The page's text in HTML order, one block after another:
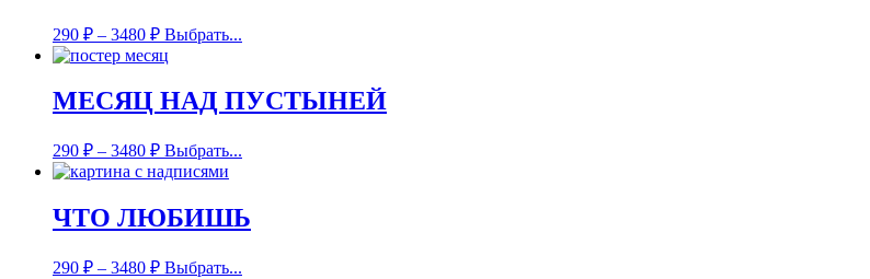
290 ₽ – 3480 ₽ Выбрать...
МЕСЯЦ НАД ПУСТЫНЕЙ
290 ₽ – 3480 ₽ Выбрать...
ЧТО ЛЮБИШЬ
290 ₽ – 3480 ₽ Выбрать...